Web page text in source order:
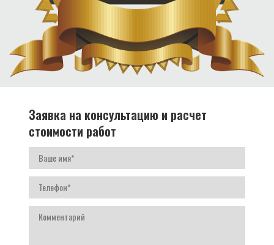
Заявка на консультацию и расчет
стоимости работ